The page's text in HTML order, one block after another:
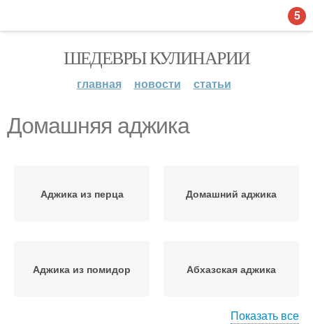
ШЕДЕВРЫ КУЛИНАРИИ
главная новости статьи
Домашняя аджика
Аджика из перца Домашний аджика
Аджика из помидор Абхазская аджика
Показать все
5